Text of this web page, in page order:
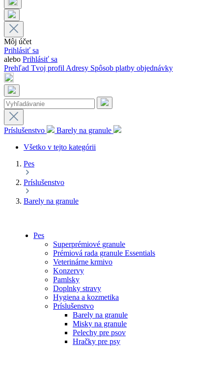
Môj účet
Prihlásiť sa
alebo Prihlásiť sa
Prehľad Tvoj profilAdresy Spôsob platby objednávky
Príslušenstvo
Barely na granule
Všetko v tejto kategórii
Pes
Príslušenstvo
Barely na granule
Pes
Superprémiové granule
Prémiová rada granule Essentials
Veterinárne krmivo
Konzervy
Pamlsky
Doplnky stravy
Hygiena a kozmetika
Príslušenstvo
Barely na granule
Misky na granule
Pelechy pre psov
Hračky pre psy